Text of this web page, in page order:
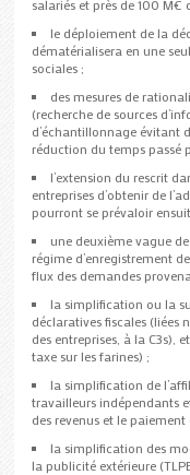
salariés et près de 100 M€
le déploiement de la
dématérialisera en une
sociales ;
des mesures de
(recherche de sources
d’échantillonnage évitant
réduction du temps passé
l’extension du rescrit
entreprises d’obtenir de
pourront se prévaloir
une deuxième vague
régime d’enregistrement
flux des demandes
la simplification ou la
déclaratives fiscales
des entreprises, à la C3s),
taxe sur les farines) ;
la simplification de
travailleurs indépendants
des revenus et le
la simplification des
la publicité extérieure